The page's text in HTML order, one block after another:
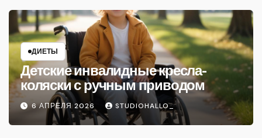
ДИЕТЫ
Детские инвалидные кресла-
коляски с ручным приводом
6 АПРЕЛЯ 2026 STUDIOHALLO_